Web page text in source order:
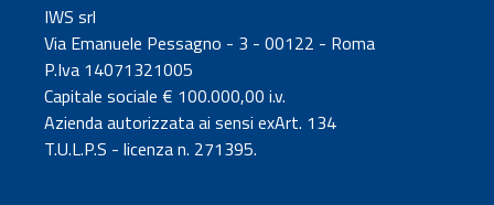
IWS srl
Via Emanuele Pessagno - 3 - 00122 - Roma
P.Iva 14071321005
Capitale sociale € 100.000,00 i.v.
Azienda autorizzata ai sensi exArt. 134
T.U.L.P.S - licenza n. 271395.